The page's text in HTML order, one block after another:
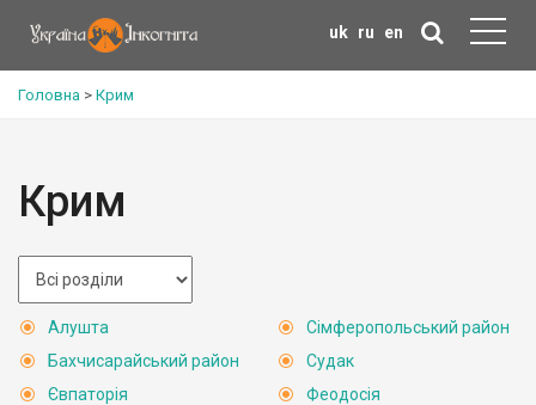
uk ru en
Головна > Крим
Крим
Алушта
Бахчисарайський район
Євпаторія
Сімферопольський район
Судак
Феодосія